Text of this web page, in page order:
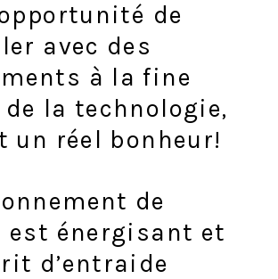
de
avec des
à la fine
la technologie,
un réel bonheur!
de
énergisant et
d’entraide